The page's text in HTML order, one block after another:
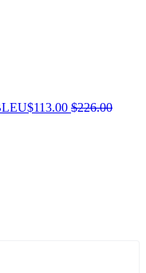
$113.00 $226.00